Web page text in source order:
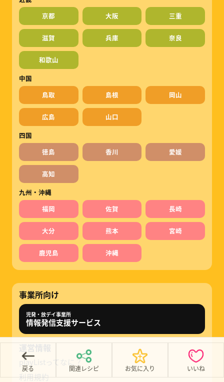
京都
大阪 三重
滋賀 兵庫 奈良
和歌山
中国
鳥取
島根 岡山
広島
山口
四国
徳島
香川 愛媛
高知
九州・沖縄
福岡
佐賀 長崎
大分 熊本 宮崎
鹿児島 沖縄
事業所向け
児発・放デイ事業所
情報発信支援サービス
運営情報
playListってなに？
利用規約
戻る 関連レシピ お気に入り いいね